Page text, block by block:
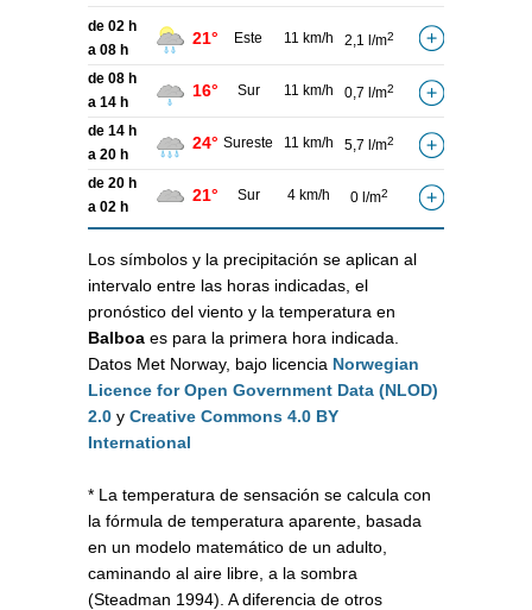
de 02 h
a 08 h
21° Este 11 km/h 2,1 l/m2
de 08 h
a 14 h
16° Sur 11 km/h 0,7 l/m2
de 14 h
a 20 h
24° Sureste 11 km/h 5,7 l/m2
de 20 h
a 02 h
21° Sur 4 km/h 0 l/m2
Los símbolos y la precipitación se aplican al
intervalo entre las horas indicadas, el
pronóstico del viento y la temperatura en
Balboa es para la primera hora indicada.
Datos Met Norway, bajo licencia Norwegian
Licence for Open Government Data (NLOD)
2.0 y Creative Commons 4.0 BY
International
* La temperatura de sensación se calcula con
la fórmula de temperatura aparente, basada
en un modelo matemático de un adulto,
caminando al aire libre, a la sombra
(Steadman 1994). A diferencia de otros